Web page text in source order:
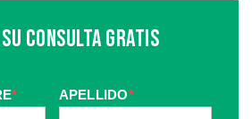
Su Consulta Gratis
* APELLIDO*